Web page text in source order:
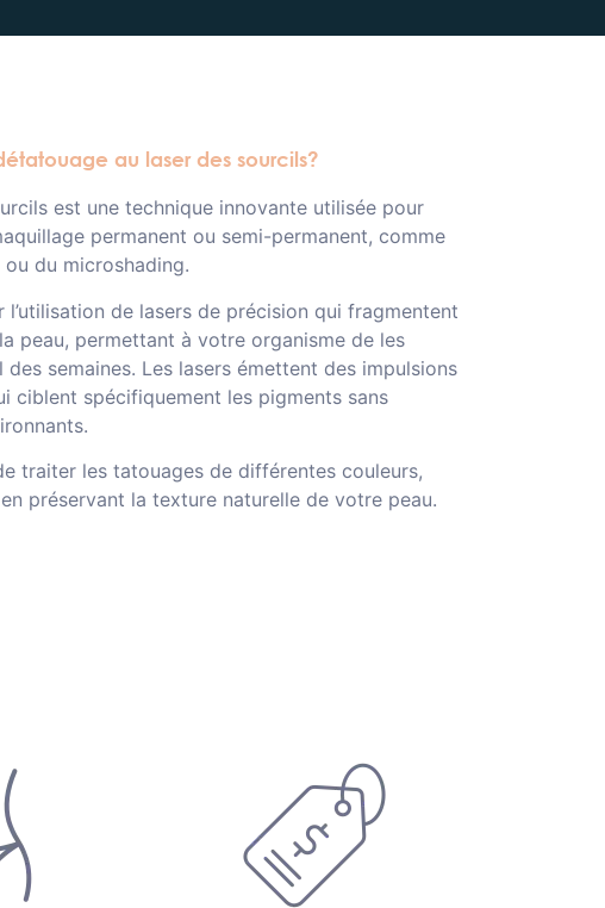
au laser des sourcils?
est une technique innovante utilisée pour
permanent ou semi-permanent, comme
du microshading.
de lasers de précision qui fragmentent
peau, permettant à votre organisme de les
semaines. Les lasers émettent des impulsions
ciblent spécifiquement les pigments sans
traiter les tatouages de différentes couleurs,
préservant la texture naturelle de votre peau.